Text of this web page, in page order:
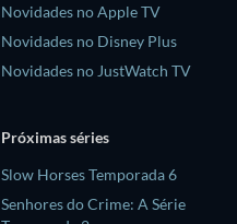
Novidades no Apple TV
Novidades no Disney Plus
Novidades no JustWatch TV
Próximas séries
Slow Horses Temporada 6
Senhores do Crime: A Série